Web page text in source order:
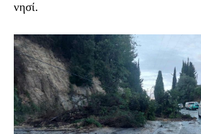
νησί.